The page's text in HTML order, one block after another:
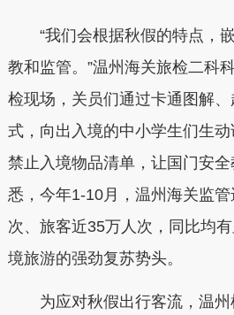
“我们会根据秋假的特点，嵌
教和监管。”温州海关旅检二科
检现场，关员们通过卡通图解
式，向出入境的中小学生们生
禁止入境物品清单，让国门安
悉，今年1-10月，温州海关监
次、旅客近35万人次，同比均
境旅游的强劲复苏势头。
为应对秋假出行客流，温州